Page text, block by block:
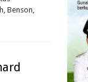
Benson,